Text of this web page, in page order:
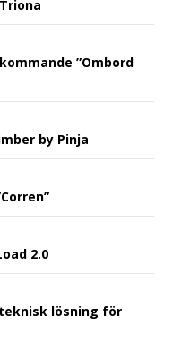
”Ombord
by Pinja
2.0
lösning för